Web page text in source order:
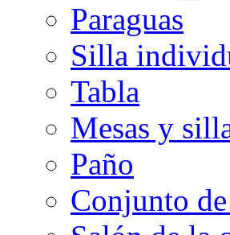
Paraguas
Silla
Tabla
Mesas y
Paño
Conjunto